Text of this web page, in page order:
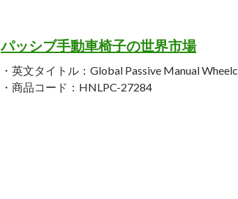
パッシブ手動車椅子の世界市場
・英文タイトル：Global Passive Manual
・商品コード：HNLPC-27284